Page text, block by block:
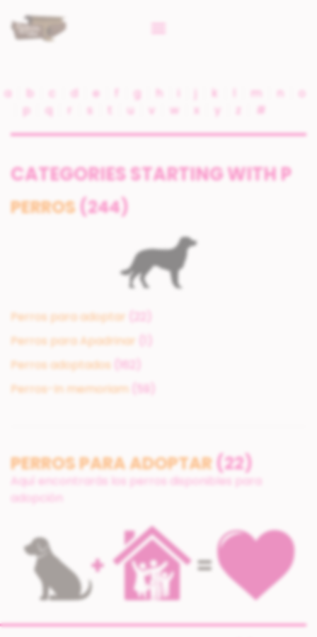
a b c d e g h k m n
o
p
q r s t u v w x y z #
CATEGORIES STARTING WITH P
PERROS(244)
Perros para adoptar
Perros para Apadrinar
Perros adoptados
(162)
Perros-In memoriam
(59)
PERROS PARA ADOPTAR(22)
Aquí encontrarás los perros disponibles para
adopción